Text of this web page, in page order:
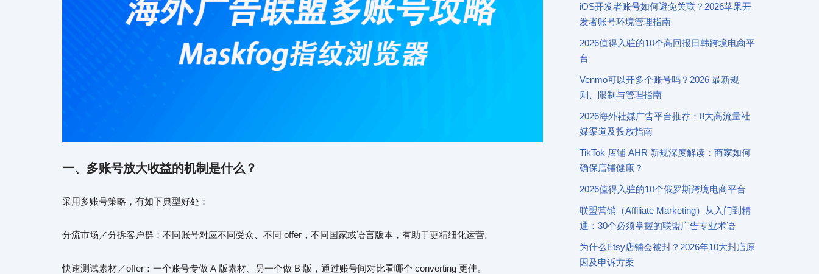
一、多账号放大收益的机制是什么？
采用多账号策略，有如下典型好处：
分流市场／分拆客户群：不同账号对应不同受众、不同 offer，不同国家或语言版本，有助于更精细化运营。
快速测试素材／offer：一个账号专做 A 版素材、另一个做 B 版，通过账号间对比看哪个 converting 更佳。
iOS开发者账号如何避免关联？2026苹果开
发者账号环境管理指南
2026值得入驻的10个高回报日韩跨境电商平
台
Venmo可以开多个账号吗？2026 最新规
则、限制与管理指南
2026海外社媒广告平台推荐：8大高流量社
媒渠道及投放指南
TikTok 店铺 AHR 新规深度解读：商家如何
确保店铺健康？
2026值得入驻的10个俄罗斯跨境电商平台
联盟营销（Affiliate Marketing）从入门到精
通：30个必须掌握的联盟广告专业术语
为什么Etsy店铺会被封？2026年10大封店原
因及申诉方案